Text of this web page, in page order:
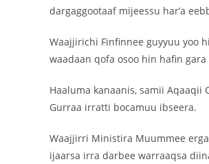
dargaggootaaf mijeessu har’a
Waajjirichi Finfinnee guyyuu yoo
waadaan qofa osoo hin hafin
Haaluma kanaanis, samii
Gurraa irratti bocamuu ibseera.
Waajjirri Ministira Muummee
ijaarsa irra darbee warraaqsa